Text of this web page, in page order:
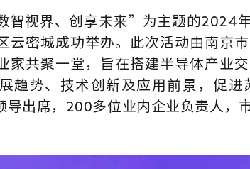
智视界、创享未来”为主题的2024
云密城成功举办。此次活动由南京
家共聚一堂，旨在搭建半导体产业
趋势、技术创新及应用前景，促
导出席，200多位业内企业负责人，